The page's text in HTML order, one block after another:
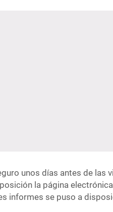
unos días antes de las
la página
informes se puso a